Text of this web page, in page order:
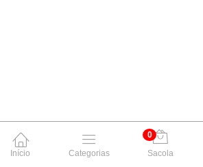
Início Categorias
0
Sacola